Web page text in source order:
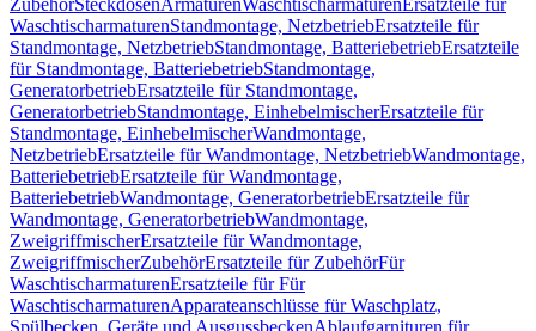
ZubehörSteckdosenArmaturenWaschtischarmaturen Ersatzteile für
WaschtischarmaturenStandmontage, NetzbetriebErsatzteile für
Standmontage, NetzbetriebStandmontage, BatteriebetriebErsatzteile
für Standmontage, BatteriebetriebStandmontage,
GeneratorbetriebErsatzteile für Standmontage,
GeneratorbetriebStandmontage, EinhebelmischerErsatzteile für
Standmontage, EinhebelmischerWandmontage,
NetzbetriebErsatzteile für Wandmontage, NetzbetriebWandmontage,
BatteriebetriebErsatzteile für Wandmontage,
BatteriebetriebWandmontage, GeneratorbetriebErsatzteile für
Wandmontage, GeneratorbetriebWandmontage,
ZweigriffmischerErsatzteile für Wandmontage,
ZweigriffmischerZubehörErsatzteile für ZubehörFür
WaschtischarmaturenErsatzteile für Für
WaschtischarmaturenApparateanschlüsse für Waschplatz,
Spülbecken, Geräte und AusgussbeckenAblaufgarnituren für